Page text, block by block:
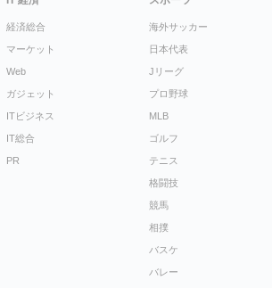
経済総合
マーケット
Web
ガジェット
ITビジネス
IT総合
PR
海外サッカー
日本代表
Jリーグ
プロ野球
MLB
ゴルフ
テニス
格闘技
競馬
相撲
バスケ
バレー